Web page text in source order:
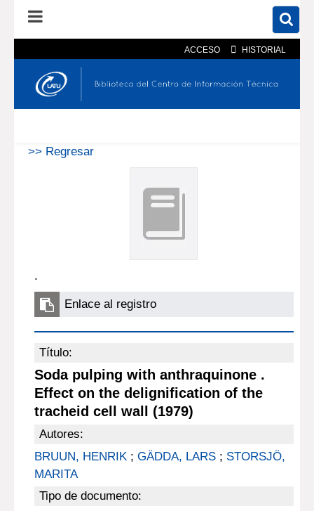
ACCESO HISTORIAL
En el catálogo En el sitio
>> Regresar
.
Enlace al registro
Título:
Soda pulping with anthraquinone .
Effect on the delignification of the
tracheid cell wall (1979)
Autores:
BRUUN, HENRIK; GÄDDA, LARS; STORSJÖ,
MARITA
Tipo de documento: